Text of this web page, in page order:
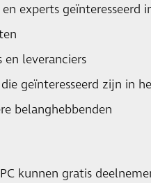
experts geïnteresseerd
en leveranciers
die geïnteresseerd zijn in
belanghebbenden
kunnen gratis